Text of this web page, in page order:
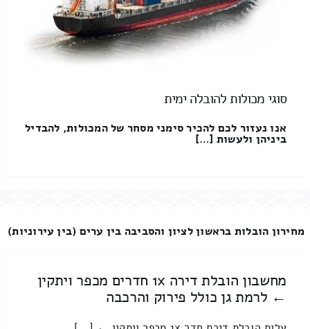
סוגי מכולות להובלה ימית
אנו נעזור לכם להכיר סימני מסחר של המכולות, להבדיל
ביניהן ולעשות […]
מחירון הובלות בראשון לציון והסביבה בין ערים (בין עירוניות)
מחשבון הובלת דירה 1x חדרים מכפר ויתקין
← לרמת גן כולל פירוק והרכבה